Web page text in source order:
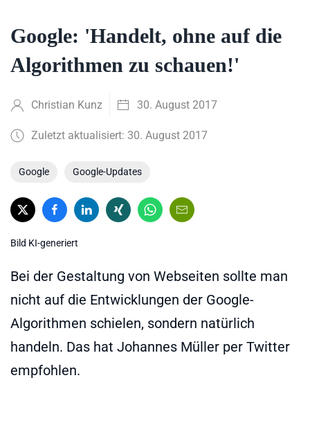
Google: 'Handelt, ohne auf die
Algorithmen zu schauen!'
Christian Kunz 30. August 2017
Zuletzt aktualisiert: 30. August 2017
Google Google-Updates
Bild KI-generiert
Bei der Gestaltung von Webseiten sollte man
nicht auf die Entwicklungen der Google-
Algorithmen schielen, sondern natürlich
handeln. Das hat Johannes Müller per Twitter
empfohlen.